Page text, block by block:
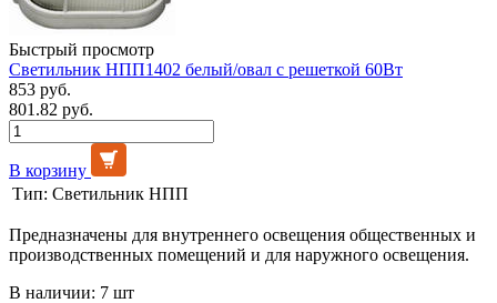
Быстрый просмотр
Светильник НПП1402 белый/овал с решеткой 60Вт
853 руб.
801.82 руб.
В корзину
Тип: Светильник НПП
Предназначены для внутреннего освещения общественных и
производственных помещений и для наружного освещения.
В наличии: 7 шт